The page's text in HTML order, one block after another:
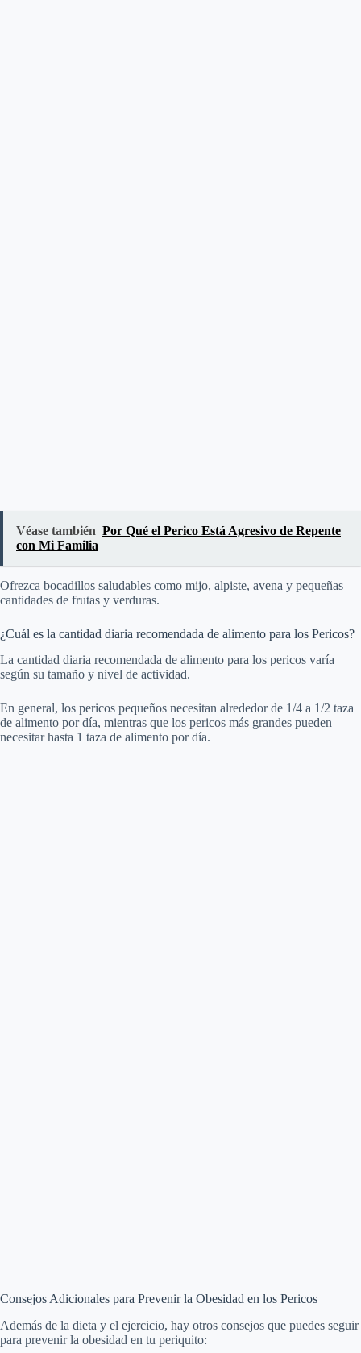
Véase también Por Qué el Perico Está Agresivo de Repente
con Mi Familia
Ofrezca bocadillos saludables como mijo, alpiste, avena y pequeñas
cantidades de frutas y verduras.
¿Cuál es la cantidad diaria recomendada de alimento para los Pericos?
La cantidad diaria recomendada de alimento para los pericos varía
según su tamaño y nivel de actividad.
En general, los pericos pequeños necesitan alrededor de 1/4 a 1/2 taza
de alimento por día, mientras que los pericos más grandes pueden
necesitar hasta 1 taza de alimento por día.
Consejos Adicionales para Prevenir la Obesidad en los Pericos
Además de la dieta y el ejercicio, hay otros consejos que puedes seguir
para prevenir la obesidad en tu periquito: